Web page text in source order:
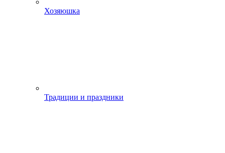
Хозяюшка
Традиции и праздники